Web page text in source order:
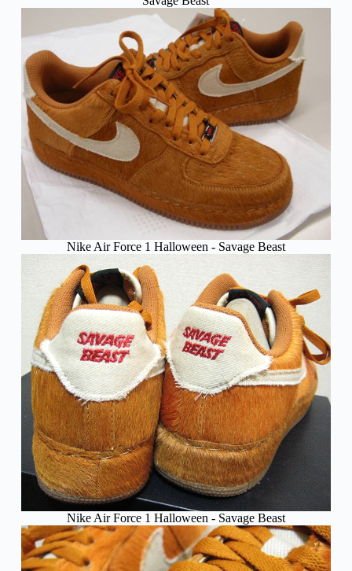
Nike Air Force 1 Halloween - Savage Beast
Nike Air Force 1 Halloween - Savage Beast